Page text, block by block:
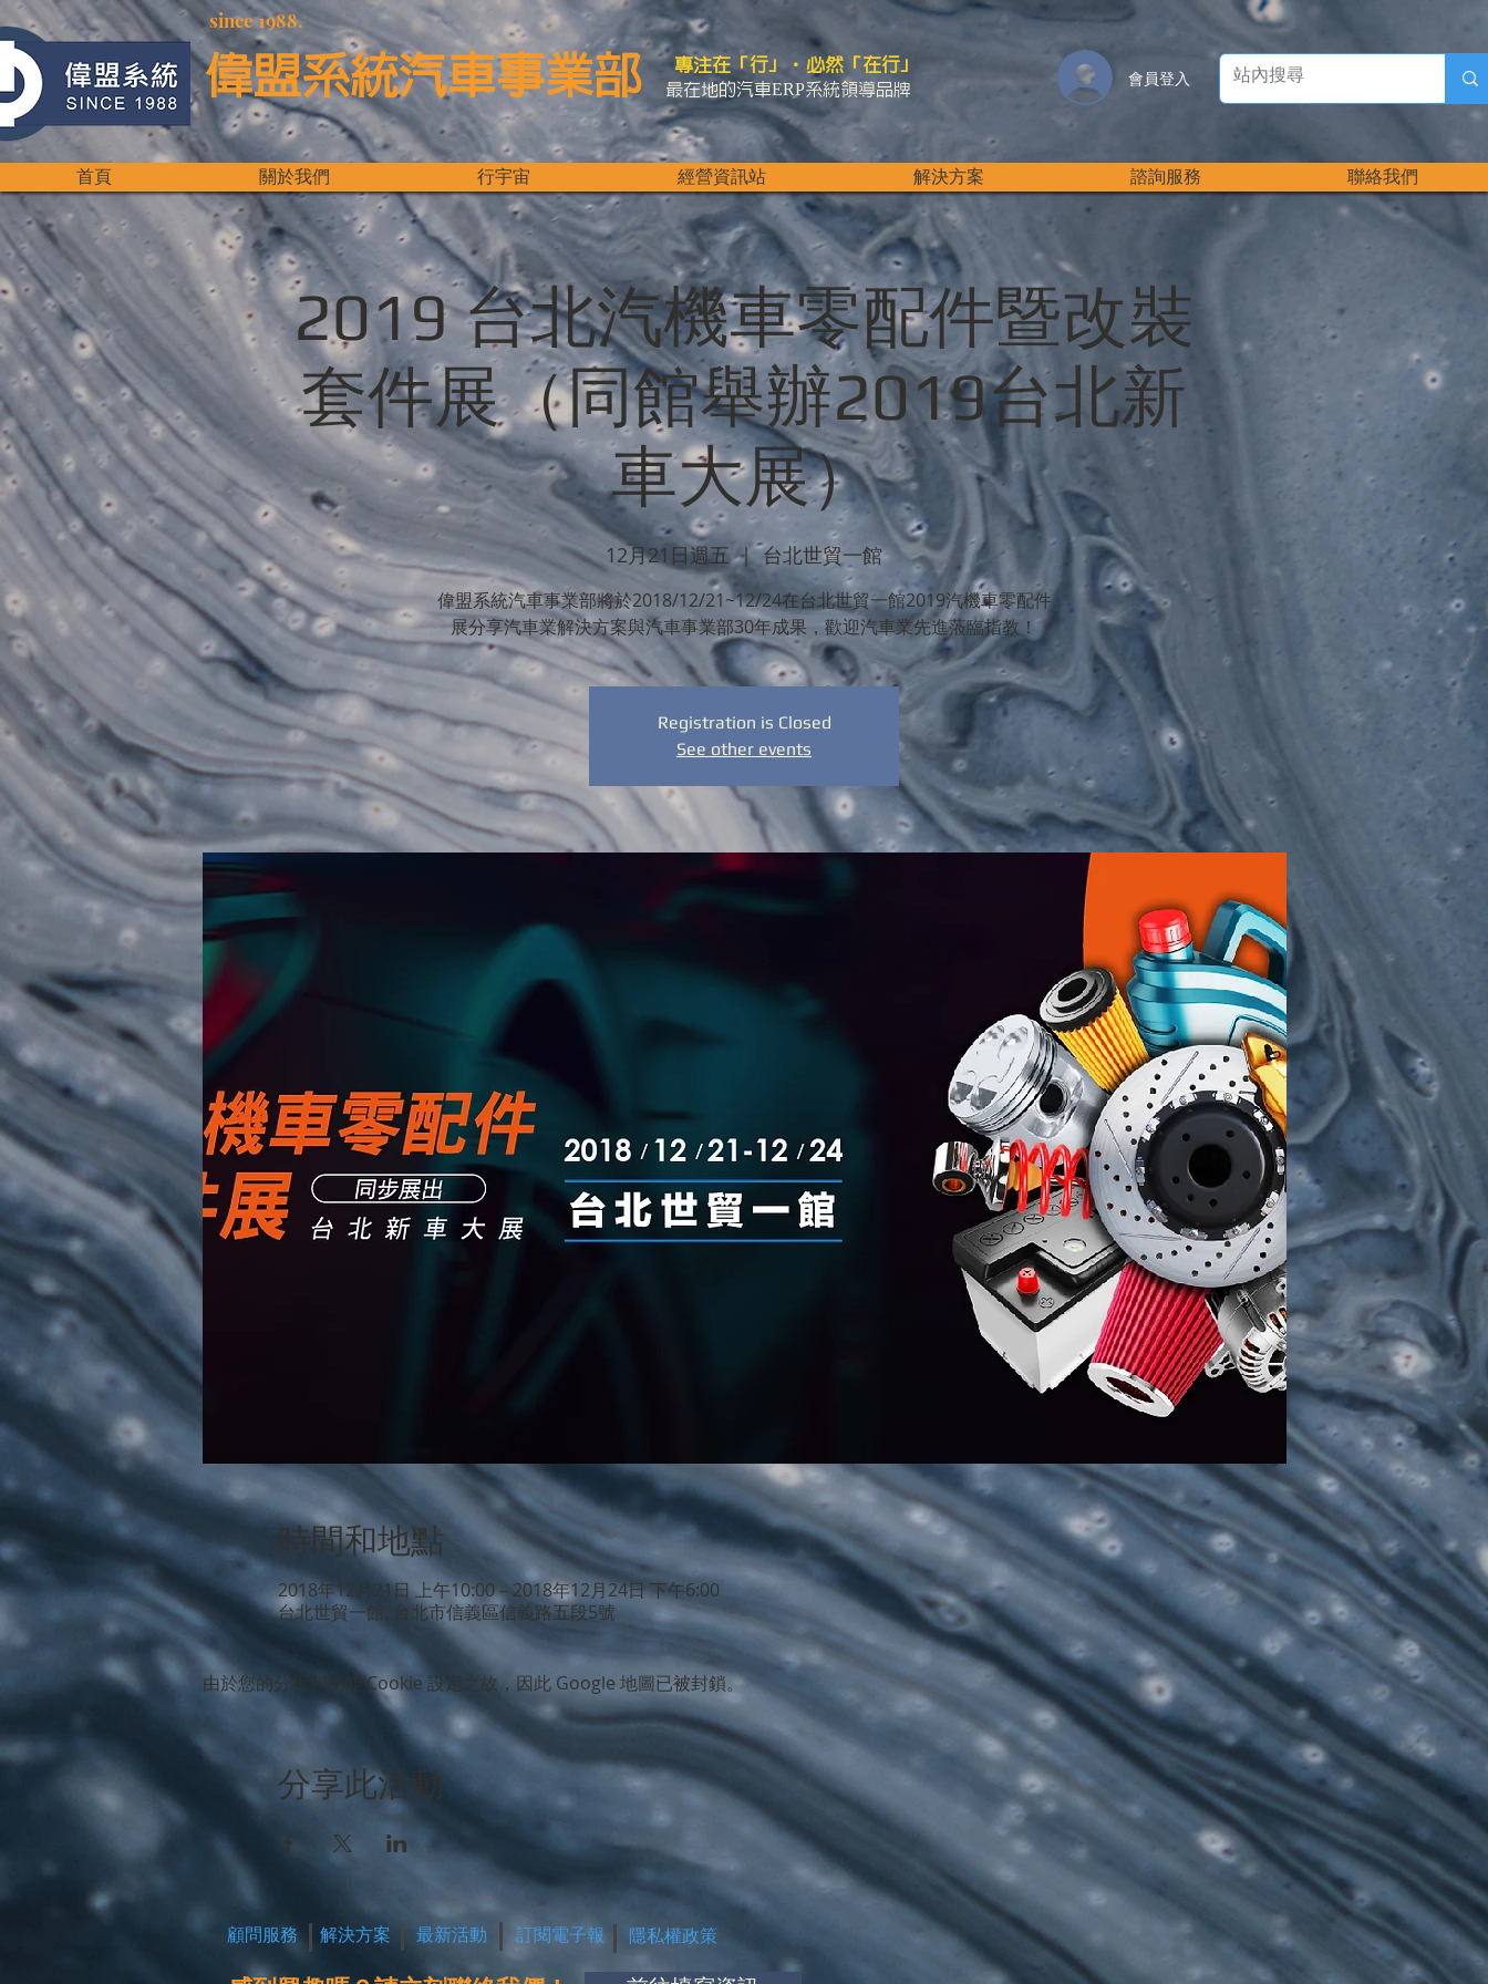
since 1988.
偉盟系統汽車事業部 專注在「行」．必然「在行」
最在地的汽車ERP系統領導品牌
會員登入
首頁 關於我們 行宇宙 經營資訊站 解決方案 諮詢服務 聯絡我們
2019 台北汽機車零配件暨改裝
套件展（同館舉辦2019台北新
車大展）
12月21日週五
  |
台北世貿一館
偉盟系統汽車事業部將於2018/12/21~12/24在台北世貿一館2019汽機車零配件
展分享汽車業解決方案與汽車事業部30年成果，歡迎汽車業先進蒞臨指教！
Registration is Closed
See other events
時間和地點
2018年12月21日 上午10:00 – 2018年12月24日 下午6:00
台北世貿一館, 台北市信義區信義路五段5號
由於您的分析和功能 Cookie 設定之故，因此 Google 地圖已被封鎖。
分享此活動
顧問服務 解決方案 最新活動 訂閱電子報 隱私權政策